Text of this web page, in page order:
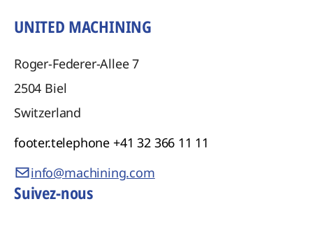
UNITED MACHINING
Roger-Federer-Allee 7
2504 Biel
Switzerland
footer.telephone +41 32 366 11 11
info@machining.com
Suivez-nous